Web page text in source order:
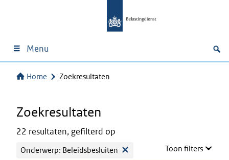
Menu
Home Zoekresultaten
Zoekresultaten
22 resultaten, gefilterd op
Onderwerp: Beleidsbesluiten Toon filters